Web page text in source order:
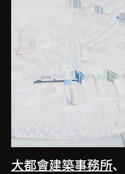
大都會建築事務所、